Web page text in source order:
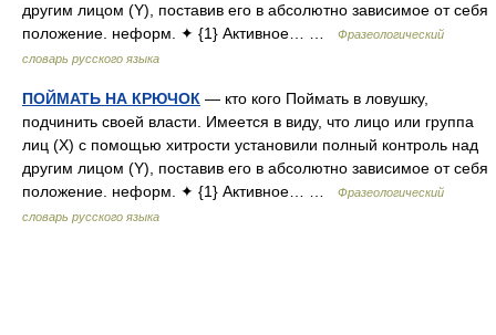
другим лицом (Y), поставив его в абсолютно зависимое от себя
положение. неформ. ✦ {1} Активное… …
Фразеологический
словарь русского языка
ПОЙМАТЬ НА КРЮЧОК — кто кого Поймать в ловушку,
подчинить своей власти. Имеется в виду, что лицо или группа
лиц (X) с помощью хитрости установили полный контроль над
другим лицом (Y), поставив его в абсолютно зависимое от себя
положение. неформ. ✦ {1} Активное… …
Фразеологический
словарь русского языка